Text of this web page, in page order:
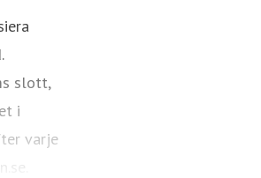
slott,
i
varje